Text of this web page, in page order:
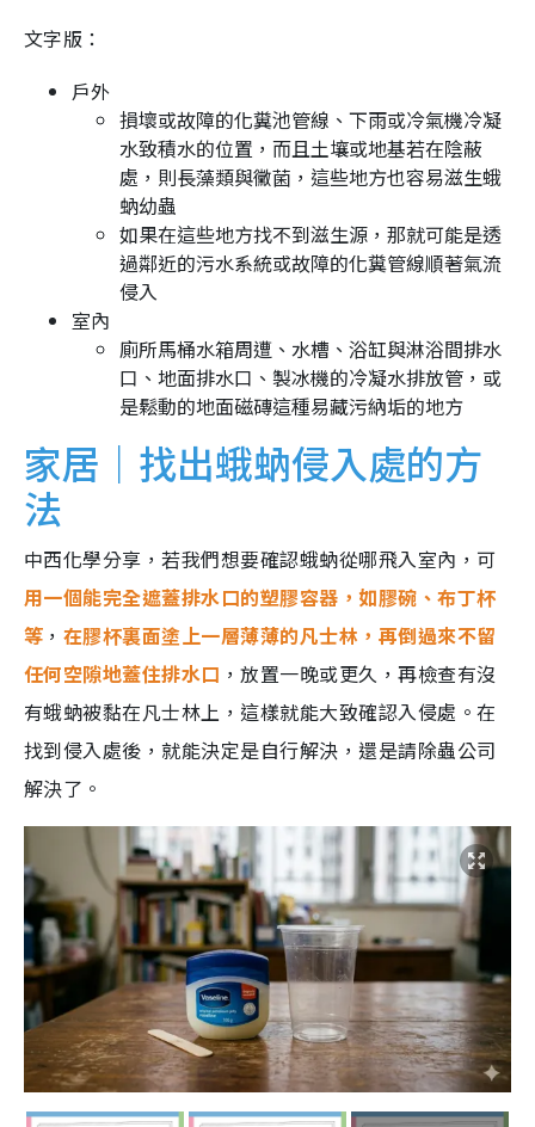
文字版：
戶外
損壞或故障的化糞池管線、下雨或冷氣機冷凝
水致積水的位置，而且土壤或地基若在陰蔽
處，則長藻類與黴菌，這些地方也容易滋生蛾
蚋幼蟲
如果在這些地方找不到滋生源，那就可能是透
過鄰近的污水系統或故障的化糞管線順著氣流
侵入
室內
廁所馬桶水箱周遭、水槽、浴缸與淋浴間排水
口、地面排水口、製冰機的冷凝水排放管，或
是鬆動的地面磁磚這種易藏污納垢的地方
家居｜找出蛾蚋侵入處的方
法
中西化學分享，若我們想要確認蛾蚋從哪飛入室內，可
用一個能完全遮蓋排水口的塑膠容器，如膠碗、布丁杯
等 ， 在膠杯裏面塗上一層薄薄的凡士林，再倒過來不留
任何空隙地蓋住排水口 ，放置一晚或更久，再檢查有沒
有蛾蚋被黏在凡士林上，這樣就能大致確認入侵處。在
找到侵入處後，就能決定是自行解決，還是請除蟲公司
解決了。